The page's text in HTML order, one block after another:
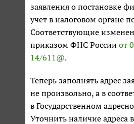
заявления о постановке
учет в налоговом органе
Соответствующие
приказом ФНС России от
14/611@.
Теперь заполнять адрес
не произвольно, а в
в Государственном
Уточнить наличие адреса